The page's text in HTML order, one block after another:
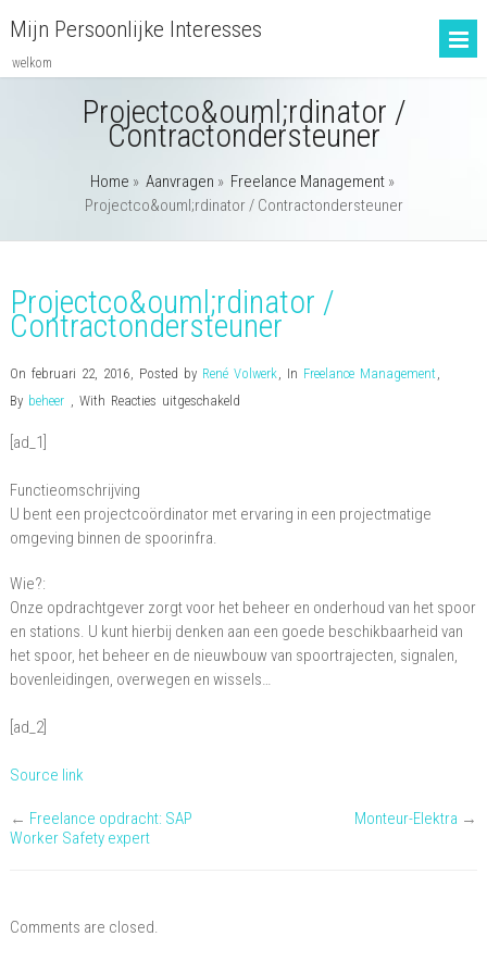
Mijn Persoonlijke Interesses
welkom
Projectco&ouml;rdinator /
Contractondersteuner
Home » Aanvragen » Freelance Management»
Projectco&ouml;rdinator / Contractondersteuner
Projectco&ouml;rdinator /
Contractondersteuner
On februari 22, 2016, Posted by René Volwerk, In Freelance Management ,
By beheer , With Reacties uitgeschakeldvoor
[ad_1]
Functieomschrijving
U bent een projectcoördinator met ervaring in een projectmatige
omgeving binnen de spoorinfra.
Wie?:
Onze opdrachtgever zorgt voor het beheer en onderhoud van het spoor
en stations. U kunt hierbij denken aan een goede beschikbaarheid van
het spoor, het beheer en de nieuwbouw van spoortrajecten, signalen,
bovenleidingen, overwegen en wissels…
[ad_2]
Source link
← Freelance opdracht: SAP
Worker Safety expert
Monteur-Elektra →
Comments are closed.